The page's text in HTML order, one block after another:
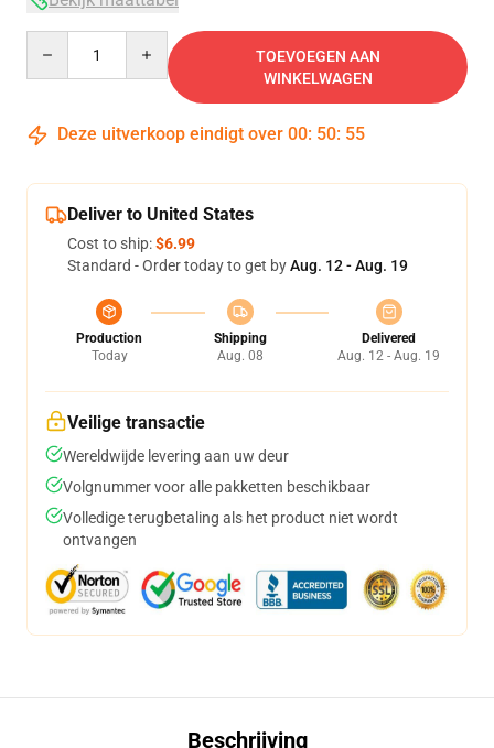
TOEVOEGEN AAN
WINKELWAGEN
Deze uitverkoop eindigt over 00: 50: 54
Deliver to United States
Cost to ship:$6.99
Standard - Order today to get byAug. 12 - Aug. 19
Production
Today
Shipping
Aug. 08
Delivered
Aug. 12 - Aug. 19
Veilige transactie
Wereldwijde levering aan uw deur
Volgnummer voor alle pakketten beschikbaar
Volledige terugbetaling als het product niet wordt
ontvangen
Beschrijving